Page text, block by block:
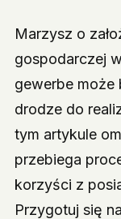
Marzysz o
gospodarczej
gewerbe może
drodze do
tym artykule
przebiega
korzyści z
Przygotuj się